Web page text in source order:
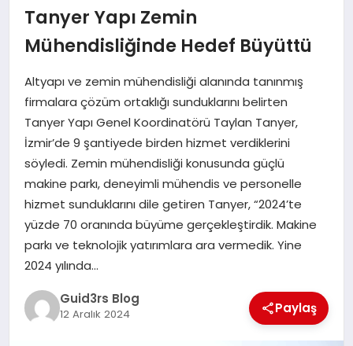
TEKNOLOJI
SPOR
SAĞLIK
EKONOMI
MAGAZIN
EĞITIM
Tanyer Yapı Zemin
Mühendisliğinde Hedef Büyüttü
Altyapı ve zemin mühendisliği alanında tanınmış
firmalara çözüm ortaklığı sunduklarını belirten
Tanyer Yapı Genel Koordinatörü Taylan Tanyer,
İzmir’de 9 şantiyede birden hizmet verdiklerini
söyledi. Zemin mühendisliği konusunda güçlü
makine parkı, deneyimli mühendis ve personelle
hizmet sunduklarını dile getiren Tanyer, “2024’te
yüzde 70 oranında büyüme gerçekleştirdik. Makine
parkı ve teknolojik yatırımlara ara vermedik. Yine
2024 yılında…
Guid3rs Blog
12 Aralık 2024 Paylaş